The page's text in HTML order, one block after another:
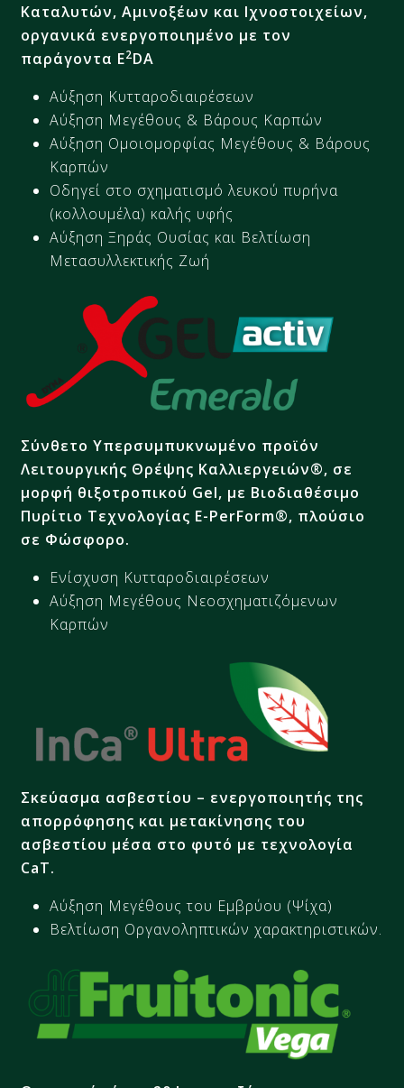
Καταλυτών, Αμινοξέων και Ιχνοστοιχείων,
οργανικά ενεργοποιημένο με τον
παράγοντα E2DA
Αύξηση Κυτταροδιαιρέσεων
Αύξηση Μεγέθους & Βάρους Καρπών
Αύξηση Ομοιομορφίας Μεγέθους & Βάρους
Καρπών
Οδηγεί στο σχηματισμό λευκού πυρήνα
(κολλουμέλα) καλής υφής
Αύξηση Ξηράς Ουσίας και Βελτίωση
Μετασυλλεκτικής Ζωή
Σύνθετο Υπερσυμπυκνωμένο προϊόν
Λειτουργικής Θρέψης Καλλιεργειών®, σε
μορφή θιξοτροπικού Gel, με Βιοδιαθέσιμο
Πυρίτιο Τεχνολογίας E-PerForm®, πλούσιο
σε Φώσφορο.
Ενίσχυση Κυτταροδιαιρέσεων
Αύξηση Μεγέθους Νεοσχηματιζόμενων
Καρπών
Σκεύασμα ασβεστίου – ενεργοποιητής της
απορρόφησης και μετακίνησης του
ασβεστίου μέσα στο φυτό με τεχνολογία
CaT.
Αύξηση Μεγέθους του Εμβρύου (Ψίχα)
Βελτίωση Οργανοληπτικών χαρακτηριστικών.